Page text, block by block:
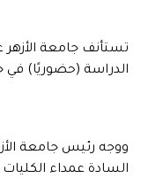
الدراسة (حضوريًا) في
ووجه رئيس جامعة
السادة عمداء الكليات